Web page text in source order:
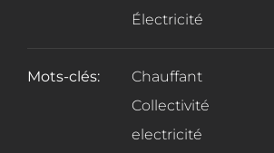
Électricité
Mots-clés:
Chauffant
Collectivité
electricité